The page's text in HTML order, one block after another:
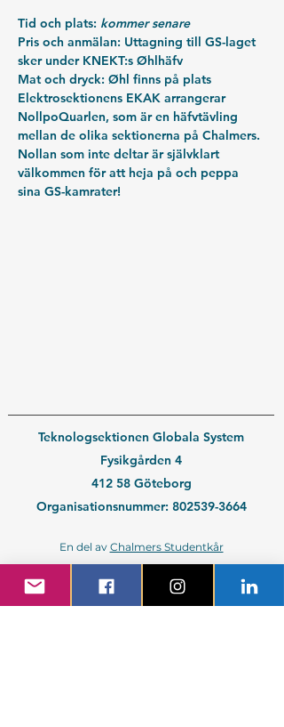
Tid och plats: kommer senare
Pris och anmälan: Uttagning till GS-laget
sker under KNEKT:s Øhlhäfv
Mat och dryck: Øhl finns på plats
Elektrosektionens EKAK arrangerar
NollpoQuarlen, som är en häfvtävling
mellan de olika sektionerna på Chalmers.
Nollan som inte deltar är självklart
välkommen för att heja på och peppa
sina GS-kamrater!
Teknologsektionen Globala System
Fysikgården 4
412 58 Göteborg
Organisationsnummer: 802539-3664
En del av Chalmers Studentkår
Kontakt medlem
Kontakt företag